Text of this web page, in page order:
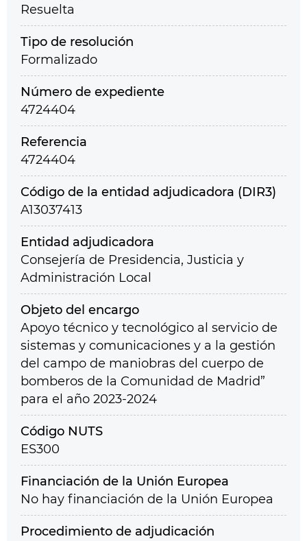
Resuelta
Tipo de resolución
Formalizado
Número de expediente
4724404
Referencia
4724404
Código de la entidad adjudicadora (DIR3)
A13037413
Entidad adjudicadora
Consejería de Presidencia, Justicia y
Administración Local
Objeto del encargo
Apoyo técnico y tecnológico al servicio de
sistemas y comunicaciones y a la gestión
del campo de maniobras del cuerpo de
bomberos de la Comunidad de Madrid”
para el año 2023-2024
Código NUTS
ES300
Financiación de la Unión Europea
No hay financiación de la Unión Europea
Procedimiento de adjudicación